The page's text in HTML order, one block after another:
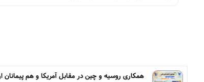
همکاری روسیه و چین در مقابل آمریکا و هم پیمانان